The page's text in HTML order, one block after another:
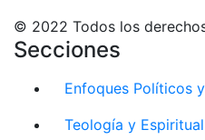
© 2022 Todos los
Secciones
Enfoques Políticos
Teología y